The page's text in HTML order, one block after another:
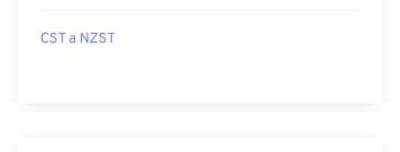
CST a NZST